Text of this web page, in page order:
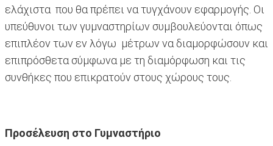
ελάχιστα που θα πρέπει να τυγχάνουν εφαρμογής. Οι
υπεύθυνοι των γυμναστηρίων συμβουλεύονται όπως
επιπλέον των εν λόγω μέτρων να διαμορφώσουν και
επιπρόσθετα σύμφωνα με τη διαμόρφωση και τις
συνθήκες που επικρατούν στους χώρους τους.
Προσέλευση στο Γυμναστήριο